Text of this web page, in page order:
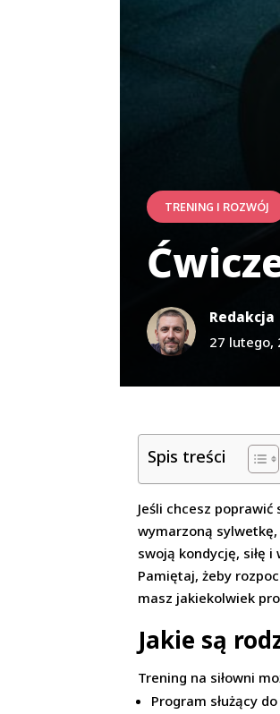
TRENING I ROZWÓJ
Redakcja
27 lutego,
Spis treści
Jeśli chcesz
wymarzoną
swoją kondycję, siłę
Pamiętaj, żeby
masz jakiekolwiek
Jakie są
Trening na siłowni
Program służący